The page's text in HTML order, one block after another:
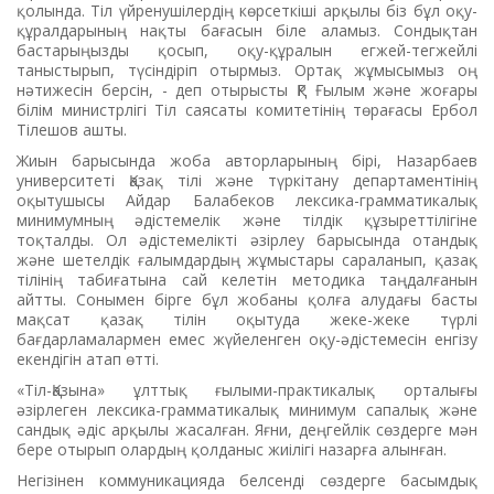
қолында. Тіл үйренушілердің көрсеткіші арқылы біз бұл оқу-
құралдарының нақты бағасын біле аламыз. Сондықтан
бастарыңызды қосып, оқу-құралын егжей-тегжейлі
таныстырып, түсіндіріп отырмыз. Ортақ жұмысымыз оң
нәтижесін берсін, - деп отырысты ҚР Ғылым және жоғары
білім министрлігі Тіл саясаты комитетінің төрағасы Ербол
Тілешов ашты.
Жиын барысында жоба авторларының бірі, Назарбаев
университеті Қазақ тілі және түркітану департаментінің
оқытушысы Айдар Балабеков лексика-грамматикалық
минимумның әдістемелік және тілдік құзыреттілігіне
тоқталды. Ол әдістемелікті әзірлеу барысында отандық
және шетелдік ғалымдардың жұмыстары сараланып, қазақ
тілінің табиғатына сай келетін методика таңдалғанын
айтты. Сонымен бірге бұл жобаны қолға алудағы басты
мақсат қазақ тілін оқытуда жеке-жеке түрлі
бағдарламалармен емес жүйеленген оқу-әдістемесін енгізу
екендігін атап өтті.
«Тіл-Қазына» ұлттық ғылыми-практикалық орталығы
әзірлеген лексика-грамматикалық минимум сапалық және
сандық әдіс арқылы жасалған. Яғни, деңгейлік сөздерге мән
бере отырып олардың қолданыс жиілігі назарға алынған.
Негізінен коммуникацияда белсенді сөздерге басымдық